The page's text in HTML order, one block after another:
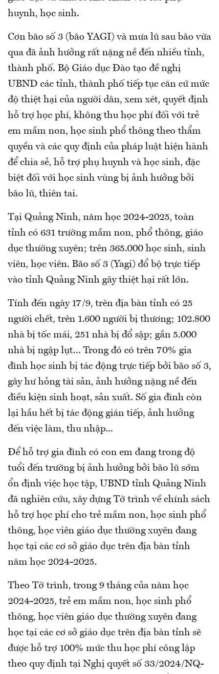
huynh, học sinh.
Cơn bão số 3 (bão YAGI) và mưa lũ sau bão vừa
qua đã ảnh hưởng rất nặng nề đến nhiều tỉnh,
thành phố. Bộ Giáo dục Đào tạo đề nghị
UBND các tỉnh, thành phố tiếp tục căn cứ mức
độ thiệt hại của người dân, xem xét, quyết định
hỗ trợ học phí, không thu học phí đối với trẻ
em mầm non, học sinh phổ thông theo thẩm
quyền và các quy định của pháp luật hiện hành
để chia sẻ, hỗ trợ phụ huynh và học sinh, đặc
biệt đối với học sinh vùng bị ảnh hưởng bởi
bão lũ, thiên tai.
Tại Quảng Ninh, năm học 2024-2025, toàn
tỉnh có 631 trường mầm non, phổ thông, giáo
dục thường xuyên; trên 365.000 học sinh, sinh
viên, học viên. Bão số 3 (Yagi) đổ bộ trực tiếp
vào tỉnh Quảng Ninh gây thiệt hại rất lớn.
Tính đến ngày 17/9, trên địa bàn tỉnh có 25
người chết, trên 1.600 người bị thương; 102.800
nhà bị tốc mái, 251 nhà bị đổ sập; gần 5.000
nhà bị ngập lụt… Trong đó có trên 70% gia
đình học sinh bị tác động trực tiếp bởi bão số 3,
gây hư hỏng tài sản, ảnh hưởng nặng nề đến
điều kiện sinh hoạt, sản xuất. Số gia đình còn
lại hầu hết bị tác động gián tiếp, ảnh hưởng
đến việc làm, thu nhập...
Để hỗ trợ gia đình có con em đang trong độ
tuổi đến trường bị ảnh hưởng bởi bão lũ sớm
ổn định việc học tập, UBND tỉnh Quảng Ninh
đã nghiên cứu, xây dựng Tờ trình về chính sách
hỗ trợ học phí cho trẻ mầm non, học sinh phổ
thông, học viên giáo dục thường xuyên đang
học tại các cơ sở giáo dục trên địa bàn tỉnh
năm học 2024-2025.
Theo Tờ trình, trong 9 tháng của năm học
2024-2025, trẻ em mầm non, học sinh phổ
thông, học viên giáo dục thường xuyên đang
học tại các cơ sở giáo dục trên địa bàn tỉnh sẽ
được hỗ trợ 100% mức thu học phí công lập
theo quy định tại Nghị quyết số 33/2024/NQ-